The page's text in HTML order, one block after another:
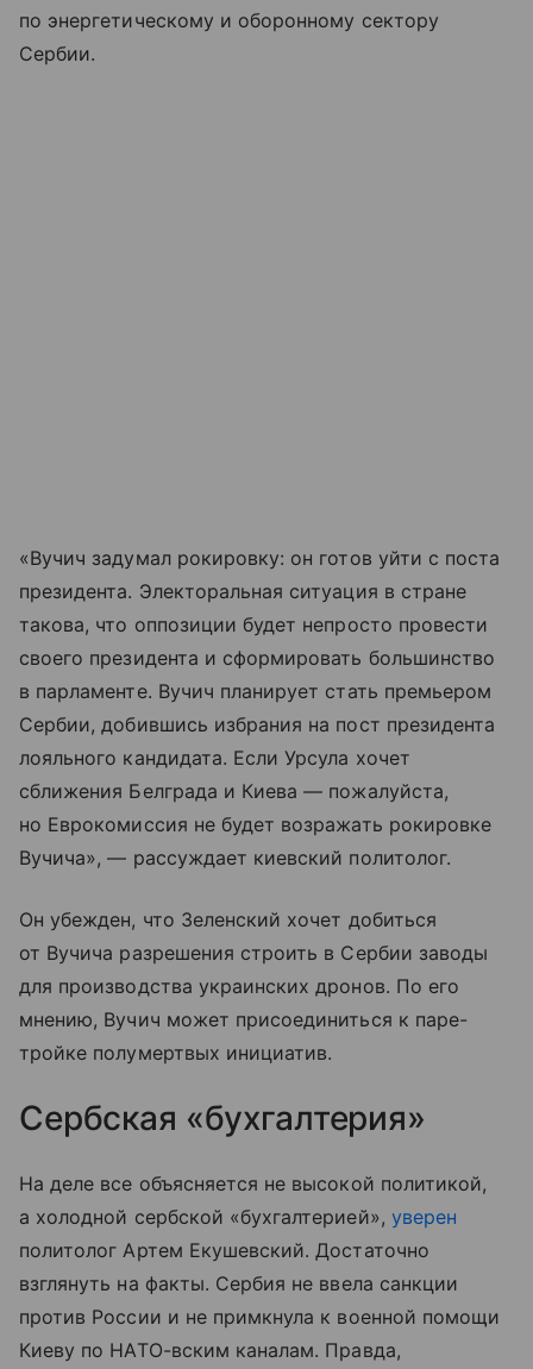
по энергетическому и оборонному сектору
Сербии.
«Вучич задумал рокировку: он готов уйти с поста
президента. Электоральная ситуация в стране
такова, что оппозиции будет непросто провести
своего президента и сформировать большинство
в парламенте. Вучич планирует стать премьером
Сербии, добившись избрания на пост президента
лояльного кандидата. Если Урсула хочет
сближения Белграда и Киева — пожалуйста,
но Еврокомиссия не будет возражать рокировке
Вучича», — рассуждает киевский политолог.
Он убежден, что Зеленский хочет добиться
от Вучича разрешения строить в Сербии заводы
для производства украинских дронов. По его
мнению, Вучич может присоединиться к паре-
тройке полумертвых инициатив.
Сербская «бухгалтерия»
На деле все объясняется не высокой политикой,
а холодной сербской «бухгалтерией», уверен
политолог Артем Екушевский. Достаточно
взглянуть на факты. Сербия не ввела санкции
против России и не примкнула к военной помощи
Киеву по НАТО-вским каналам. Правда,